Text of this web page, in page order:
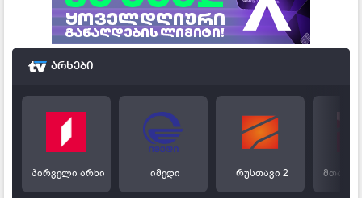
არხები
პირველი არხი იმედი რუსთავი 2